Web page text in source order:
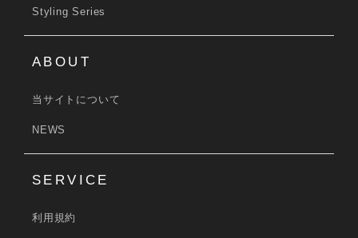
Styling Series
ABOUT
当サイトについて
NEWS
SERVICE
利用規約